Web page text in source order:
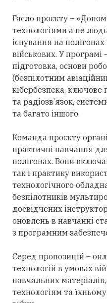
Гасло проєкту –
технологіями а не
існування на
військових. У програмі
підготовка, основи
(безпілотним
кібербезпека,
та радіозв’язок,
та багато іншого.
Команда проєкту
практичні навчання
полігонах. Вони
так і практику
технологічного
безпілотників
досвідчених
оновлень в навчанні
з програмним
Серед пропозицій –
технологій в умовах
навчальних
технологіям та